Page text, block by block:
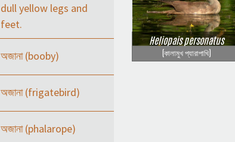
dull yellow legs and
feet.
অজানা (booby)
অজানা (frigatebird)
অজানা (phalarope)
Heliopais personatus
(কালামুখ প্যারাপাখি)